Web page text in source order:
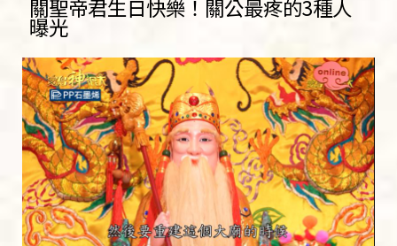
關聖帝君生日快樂！關公最疼的3種人
曝光